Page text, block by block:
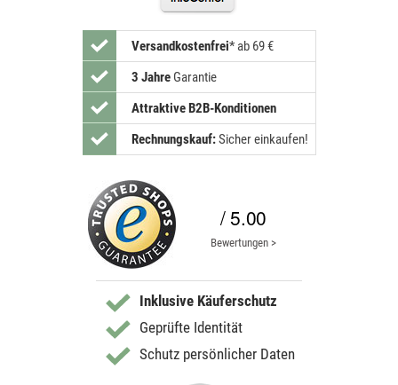
Versandkostenfrei* ab 69 €
3 JahreGarantie
Attraktive B2B-Konditionen
Rechnungskauf:Sicher einkaufen!
/ 5.00
Bewertungen >
Inklusive Käuferschutz
Geprüfte Identität
Schutz persönlicher Daten